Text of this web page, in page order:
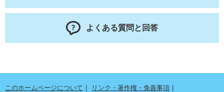
よくある質問と回答
このホームページについて
リンク・著作権・免責事項